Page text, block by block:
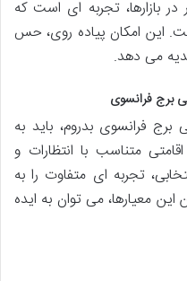
بازارها، تجربه ای است که
این امکان پیاده روی، حس
می دهد.
برج فرانسوی
فرانسوی بدروم، باید به
متناسب با انتظارات و
تجربه ای متفاوت را به
معیارها، می توان به ایده